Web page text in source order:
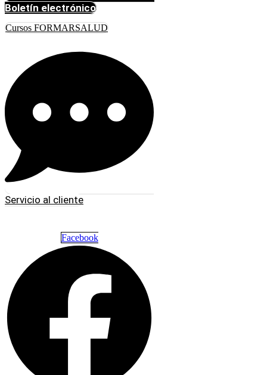
Boletín electrónico
Cursos FORMARSALUD
Servicio al cliente
Facebook